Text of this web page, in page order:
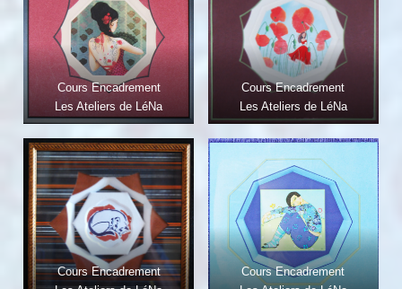
Cours Encadrement
Les Ateliers de LéNa
Cours Encadrement
Les Ateliers de LéNa
Cours Encadrement
Cours Encadrement